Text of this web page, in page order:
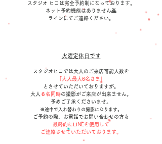
スタジオ ヒコは完全予約制になっております。
ネット予約機能はありません🙇
​ラインにてご連絡ください。
火曜定休日です
スタジオヒコでは大人のご来店可能人数を
「大人最大6名さま」
とさせていただいておりますが。
​大人 ６名同時の撮影が ご来店が出来ません。
​予めご了承くださいませ。
※途中で入れ替わりの撮影になります。
ご予約の際、お電話でお問い合わせの方も
最終的にLINEを使用して
ご連絡させていただいております。